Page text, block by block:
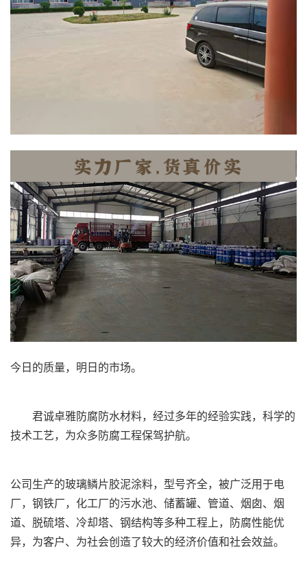
今日的质量，明日的市场。
君诚卓雅防腐防水材料，经过多年的经验实践，科学的
技术工艺，为众多防腐工程保驾护航。
公司生产的玻璃鳞片胶泥涂料，型号齐全，被广泛用于电
厂，钢铁厂，化工厂的污水池、储蓄罐、管道、烟囱、烟
道、脱硫塔、冷却塔、钢结构等多种工程上，防腐性能优
异，为客户、为社会创造了较大的经济价值和社会效益。